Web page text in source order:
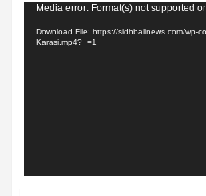
Video
Player
Media error: Format(s) not supported
Download File: https://sidhbalinews.com/wp-
Karasi.mp4?_=1